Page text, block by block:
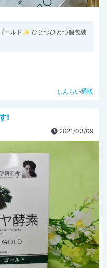
ールド✨ ひとつひとつ個包装
しんらい通販
!
2021/03/09